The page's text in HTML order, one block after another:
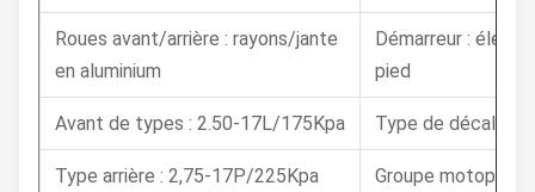
Roues avant/arrière : rayons/jante
en aluminium
Démarreur :
pied
Avant de types : 2.50-17L/175Kpa Type de décalage
Type arrière : 2,75-17P/225Kpa Groupe